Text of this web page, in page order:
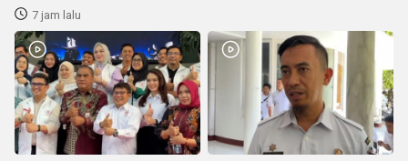
7 jam lalu